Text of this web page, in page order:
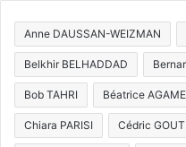
Anne DAUSSAN-WEIZMAN
Belkhir BELHADDAD
Bob TAHRI Béatrice
Chiara PARISI Cédric